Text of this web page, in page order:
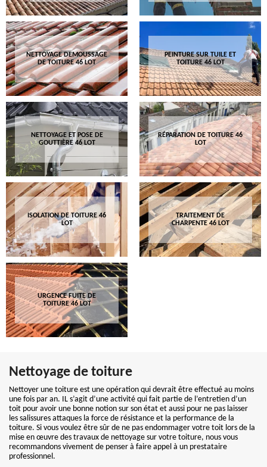
NETTOYAGE DEMOUSSAGE
DE TOITURE 46 LOT
PEINTURE SUR TUILE ET
TOITURE 46 LOT
NETTOYAGE ET POSE DE
GOUTTIÈRE 46 LOT
RÉPARATION DE TOITURE 46
LOT
ISOLATION DE TOITURE 46
LOT
TRAITEMENT DE
CHARPENTE 46 LOT
URGENCE FUITE DE
TOITURE 46 LOT
Nettoyage de toiture
Nettoyer une toiture est une opération qui devrait être effectué au moins
une fois par an. IL s’agit d’une activité qui fait partie de l’entretien d’un
toit pour avoir une bonne notion sur son état et aussi pour ne pas laisser
les salissures attaques la force de résistance et la performance de la
toiture. Si vous voulez être sûr de ne pas endommager votre toit lors de la
mise en œuvre des travaux de nettoyage sur votre toiture, nous vous
recommandons vivement de penser à faire appel à un prestataire
professionnel.